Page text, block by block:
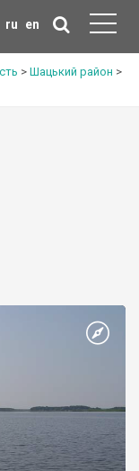
ru en
> Шацький район >